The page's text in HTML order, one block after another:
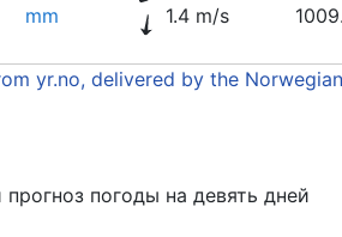
mm 1.4 m/s
yr.no, delivered by the
погоды на девять дней